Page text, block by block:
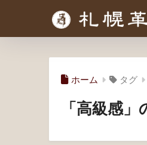
ホーム タグ
「高級感